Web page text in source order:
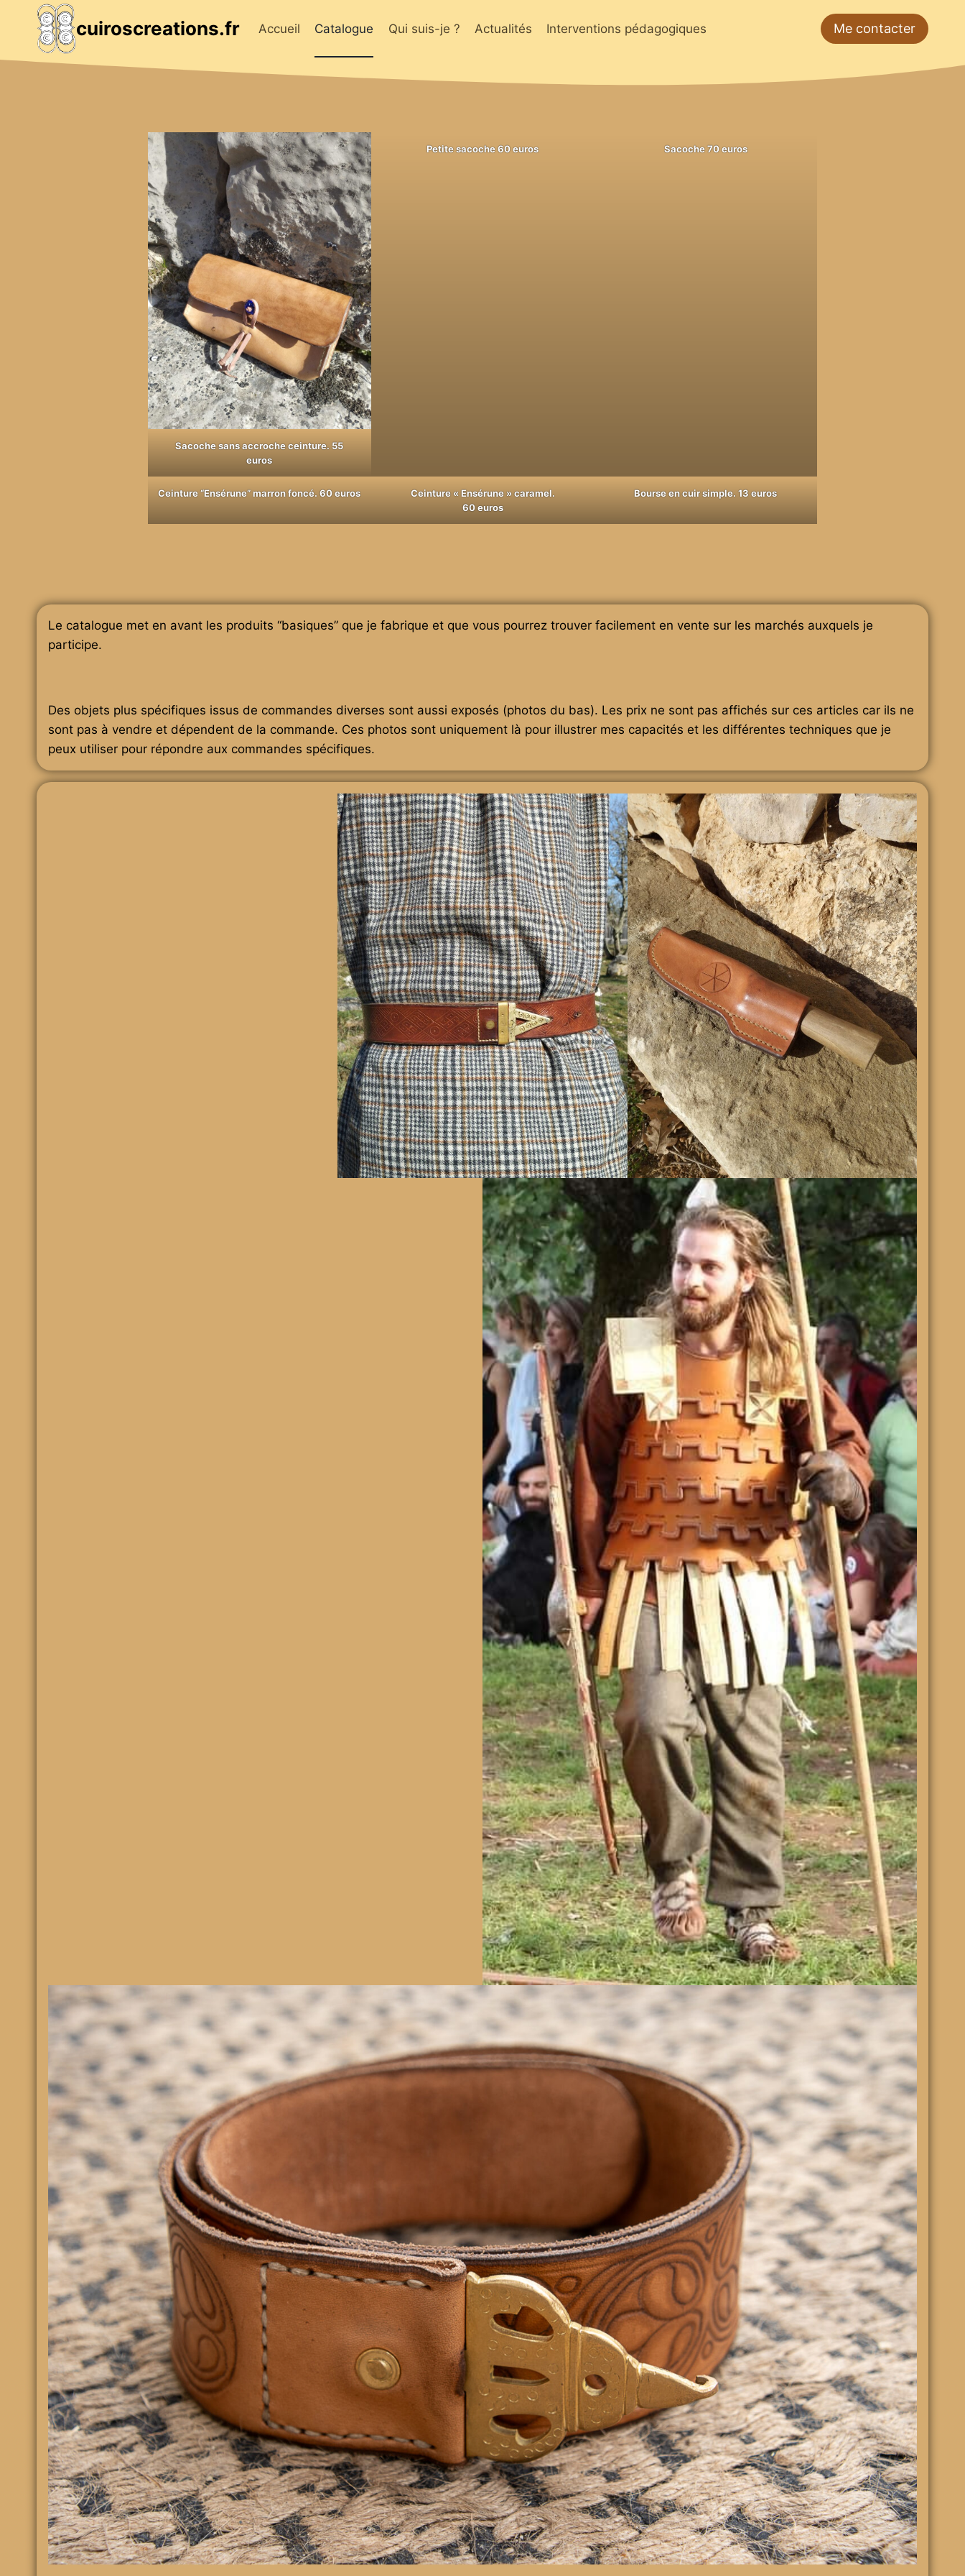
content
cuiroscreations.fr Accueil Catalogue Qui suis-je ? Actualités Interventions pédagogiques Me contacter
Sacoche sans accroche ceinture. 55
euros
Petite sacoche 60 euros Sacoche 70 euros
Ceinture “Ensérune” marron foncé. 60 euros
Ceinture « Ensérune » caramel.
60 euros
Bourse en cuir simple. 13 euros
Le catalogue met en avant les produits “basiques” que je fabrique et que vous pourrez trouver facilement en vente sur les marchés auxquels je
participe.
Des objets plus spécifiques issus de commandes diverses sont aussi exposés (photos du bas). Les prix ne sont pas affichés sur ces articles car ils ne
sont pas à vendre et dépendent de la commande. Ces photos sont uniquement là pour illustrer mes capacités et les différentes techniques que je
peux utiliser pour répondre aux commandes spécifiques.